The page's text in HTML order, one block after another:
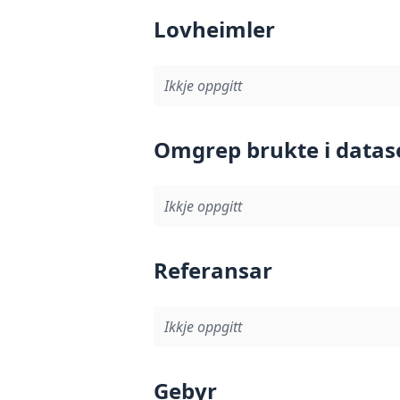
Lovheimler
Ikkje oppgitt
Omgrep brukte i
Ikkje oppgitt
Referansar
Ikkje oppgitt
Gebyr